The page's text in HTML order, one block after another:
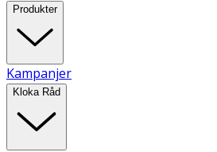
Produkter
Kampanjer
Kloka Råd